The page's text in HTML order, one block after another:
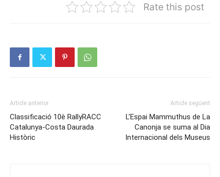
Rate this post
Article anterior
Classificació 10è RallyRACC
Catalunya-Costa Daurada
Històric
Article següent
L’Espai Mammuthus de La
Canonja se suma al Dia
Internacional dels Museus